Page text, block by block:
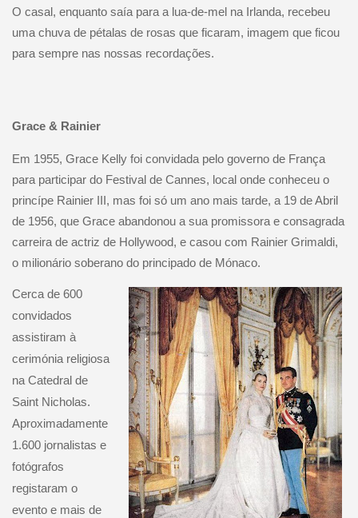
O casal, enquanto saía para a lua-de-mel na Irlanda, recebeu
uma chuva de pétalas de rosas que ficaram, imagem que ficou
para sempre nas nossas recordações.
Grace & Rainier
Em 1955, Grace Kelly foi convidada pelo governo de França
para participar do Festival de Cannes, local onde conheceu o
princípe Rainier III, mas foi só um ano mais tarde, a 19 de Abril
de 1956, que Grace abandonou a sua promissora e consagrada
carreira de actriz de Hollywood, e casou com Rainier Grimaldi,
o milionário soberano do principado de Mónaco.
Cerca de 600
convidados
assistiram à
cerimónia religiosa
na Catedral de
Saint Nicholas.
Aproximadamente
1.600 jornalistas e
fotógrafos
registaram o
evento e mais de